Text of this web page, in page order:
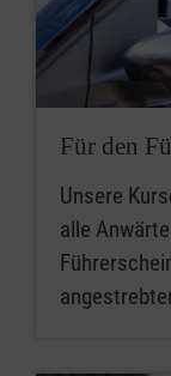
Für den
Unsere
alle